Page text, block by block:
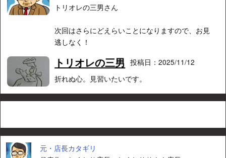
トリオレの三男さん
次回はさらにどえらいことになりますので、お見
逃しなく！
トリオレの三男
投稿日：2025/11/12
折れぬ心。見習いたいです。
元・店長カタギリ